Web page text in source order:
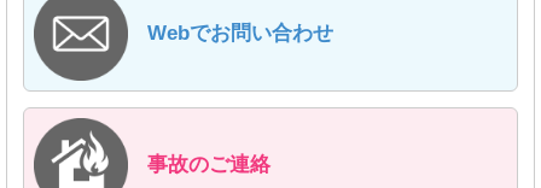
Webでお問い合わせ
事故のご連絡